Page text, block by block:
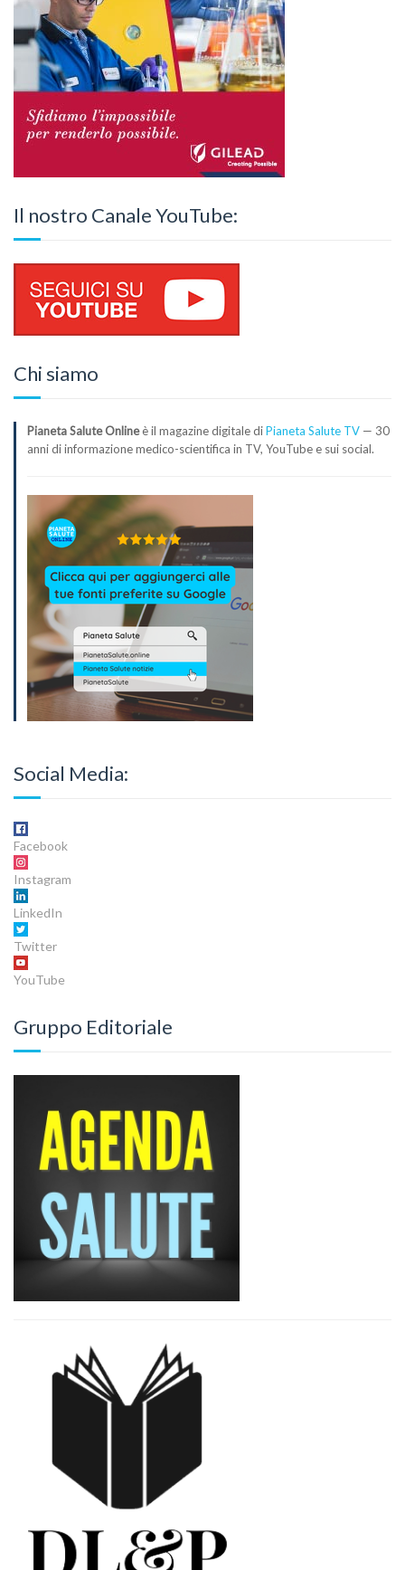
Il nostro Canale YouTube:
Chi siamo
Pianeta Salute Onlineè il magazine digitale diPianeta Salute TV — 30
anni di informazione medico-scientifica in TV, YouTube e sui social.
Social Media:
Facebook
Instagram
LinkedIn
Twitter
YouTube
Gruppo Editoriale